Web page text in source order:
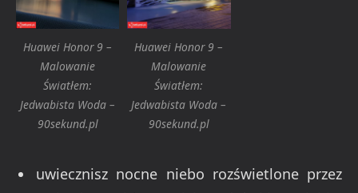
Huawei Honor 9 –
Malowanie
Światłem:
Jedwabista Woda –
90sekund.pl
Huawei Honor 9 –
Malowanie
Światłem:
Jedwabista Woda –
90sekund.pl
uwiecznisz nocne niebo rozświetlone przez